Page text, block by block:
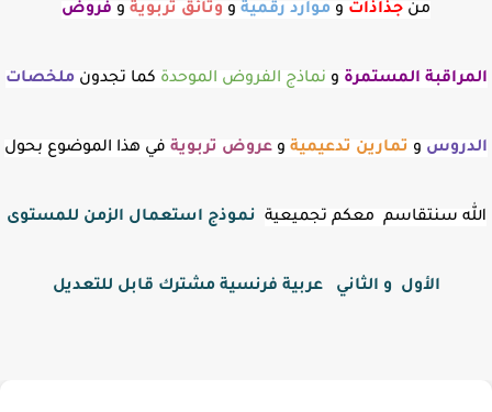
من جذاذات و موارد رقمية و وثائق تربوية و فروض
المراقبة المستمرة و نماذج الفروض الموحدة كما تجدونملخصات
الدروس و تمارين تدعيمية و عروض تربوية في هذا الموضوع بحول
الله سنتقاسم معكم تجميعية نموذج استعمال الزمن للمستوى
الأول و الثاني عربية فرنسية مشترك قابل للتعديل